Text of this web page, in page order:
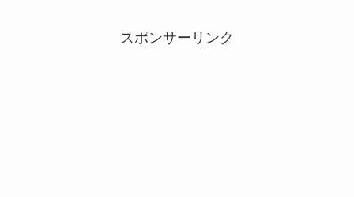
スポンサーリンク